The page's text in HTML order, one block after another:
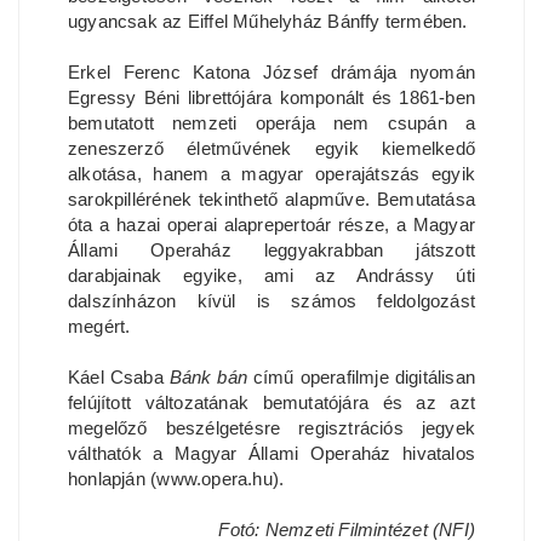
ugyancsak az Eiffel Műhelyház Bánffy termében.
Erkel Ferenc Katona József drámája nyomán
Egressy Béni librettójára komponált és 1861-ben
bemutatott nemzeti operája nem csupán a
zeneszerző életművének egyik kiemelkedő
alkotása, hanem a magyar operajátszás egyik
sarokpillérének tekinthető alapműve. Bemutatása
óta a hazai operai alaprepertoár része, a Magyar
Állami Operaház leggyakrabban játszott
darabjainak egyike, ami az Andrássy úti
dalszínházon kívül is számos feldolgozást
megért.
Káel Csaba Bánk báncímű operafilmje digitálisan
felújított változatának bemutatójára és az azt
megelőző beszélgetésre regisztrációs jegyek
válthatók a Magyar Állami Operaház hivatalos
honlapján (www.opera.hu).
Fotó: Nemzeti Filmintézet (NFI)